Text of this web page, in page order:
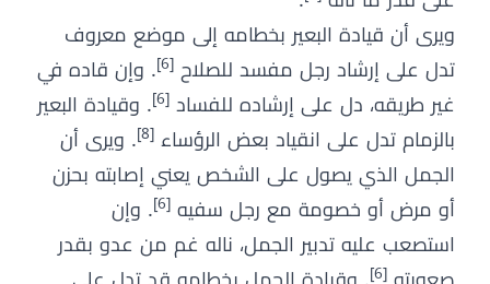
ويرى أن قيادة البعير بخطامه إلى موضع معروف
تدل على إرشاد رجل مفسد للصلاح [6] . وإن قاده في
غير طريقه، دل على إرشاده للفساد [6] . وقيادة البعير
بالزمام تدل على انقياد بعض الرؤساء [8] . ويرى أن
الجمل الذي يصول على الشخص يعني إصابته بحزن
أو مرض أو خصومة مع رجل سفيه [6] . وإن
استصعب عليه تدبير الجمل، ناله غم من عدو بقدر
[6]